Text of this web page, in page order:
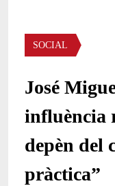
Àmbit de la notícia
SOCIAL
José
influència
depèn del
pràctica”